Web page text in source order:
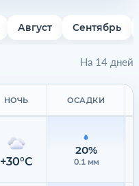
Август Сентябрь
На 14 дней
НОЧЬ ОСАДКИ
+30°C
20%
0.1 мм